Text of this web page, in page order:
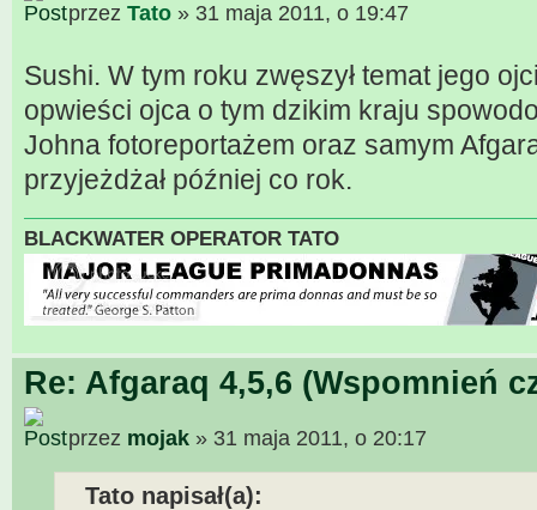
przez Tato » 31 maja 2011, o 19:47
Sushi. W tym roku zwęszył temat jego
opwieści ojca o tym dzikim kraju
Johna fotoreportażem oraz samym
przyjeżdżał później co rok.
BLACKWATER OPERATOR TATO
Re: Afgaraq 4,5,6 (Wspomnień
przez mojak » 31 maja 2011, o 20:17
Tato napisał(a):